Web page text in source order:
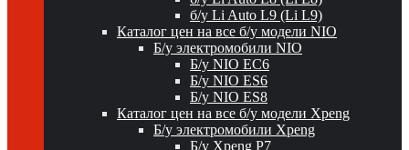
б/у Li Auto L9 (Li L9)
Каталог цен на все б/у модели NIO
Б/у электромобили NIO
Б/у NIO EC6
Б/у NIO ES6
Б/у NIO ES8
Каталог цен на все б/у модели Xpeng
Б/у электромобили Xpeng
Б/у Xpeng P7